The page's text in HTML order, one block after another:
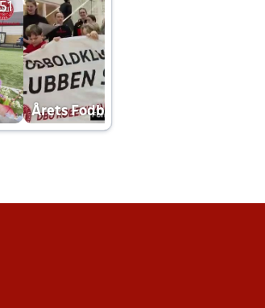
Årets Fodboldklub 2025 mp4